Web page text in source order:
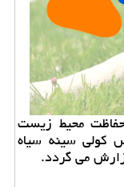
محیط زیست
كولی سینه سیاه
می گردد.